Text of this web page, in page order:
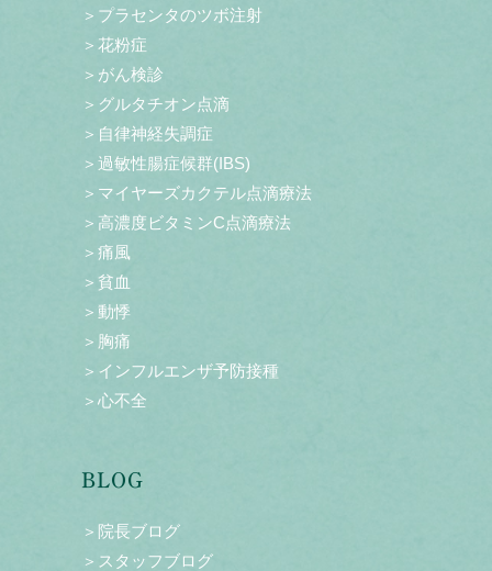
＞プラセンタのツボ注射
＞花粉症
＞がん検診
＞グルタチオン点滴
＞自律神経失調症
＞過敏性腸症候群(IBS)
＞マイヤーズカクテル点滴療法
＞高濃度ビタミンC点滴療法
＞痛風
＞貧血
＞動悸
＞胸痛
＞インフルエンザ予防接種
＞心不全
BLOG
＞院長ブログ
＞スタッフブログ